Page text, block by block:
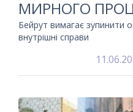
МИРНОГО
Бейрут вимагає зупинити
внутрішні справи